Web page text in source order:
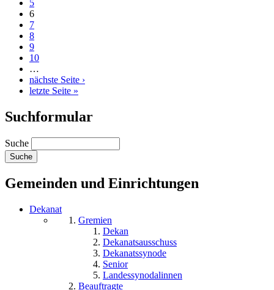
5
6
7
8
9
10
…
nächste Seite ›
letzte Seite »
Suchformular
Suche
Gemeinden und Einrichtungen
Dekanat
Gremien
Dekan
Dekanatsausschuss
Dekanatssynode
Senior
Landessynodalinnen
Beauftragte